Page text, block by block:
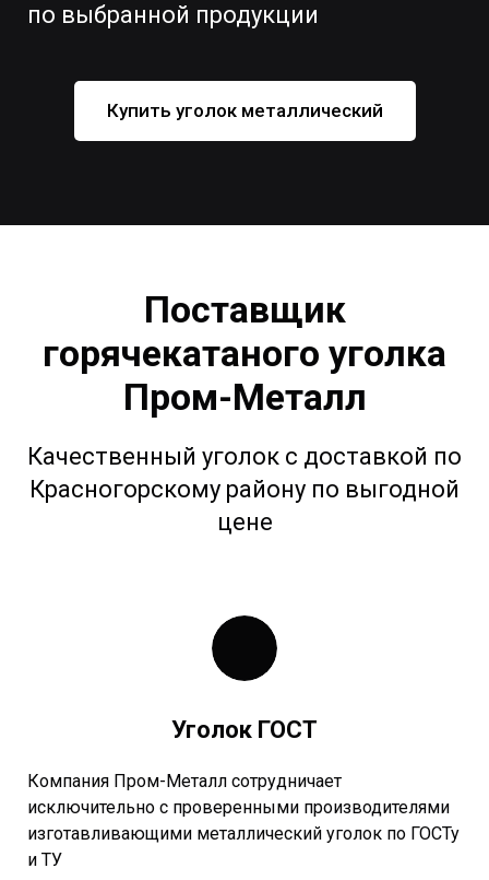
по выбранной продукции
Купить уголок металлический
Поставщик
горячекатаного уголка
Пром-Металл
Качественный уголок с доставкой по
Красногорскому району по выгодной
цене
Уголок ГОСТ
Компания Пром-Металл сотрудничает
исключительно с проверенными производителями
изготавливающими металлический уголок по ГОСТу
и ТУ